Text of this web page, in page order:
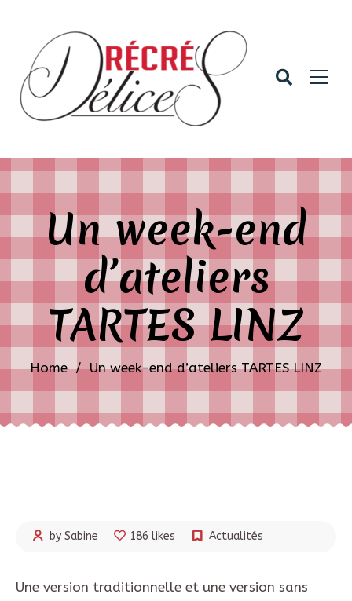
Un week-end
d’ateliers
TARTES LINZ
Home / Un week-end d’ateliers TARTES LINZ
by Sabine 186 likes Actualités
Une version traditionnelle et une version sans